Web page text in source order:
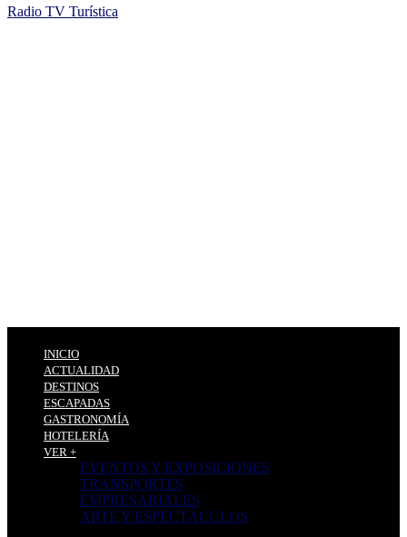
Radio TV Turística
INICIO
ACTUALIDAD
DESTINOS
ESCAPADAS
GASTRONOMÍA
HOTELERÍA
VER +
EVENTOS Y EXPOSICIONES
TRANSPORTES
EMPRESARIALES
ARTE Y ESPECTÁCULOS